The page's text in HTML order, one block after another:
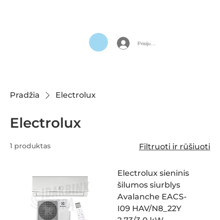
Prisijungti
Pradžia Electrolux
Electrolux
1 produktas Filtruoti ir rūšiuoti
Electrolux sieninis
šilumos siurblys
Avalanche EACS-
I09 HAV/N8_22Y